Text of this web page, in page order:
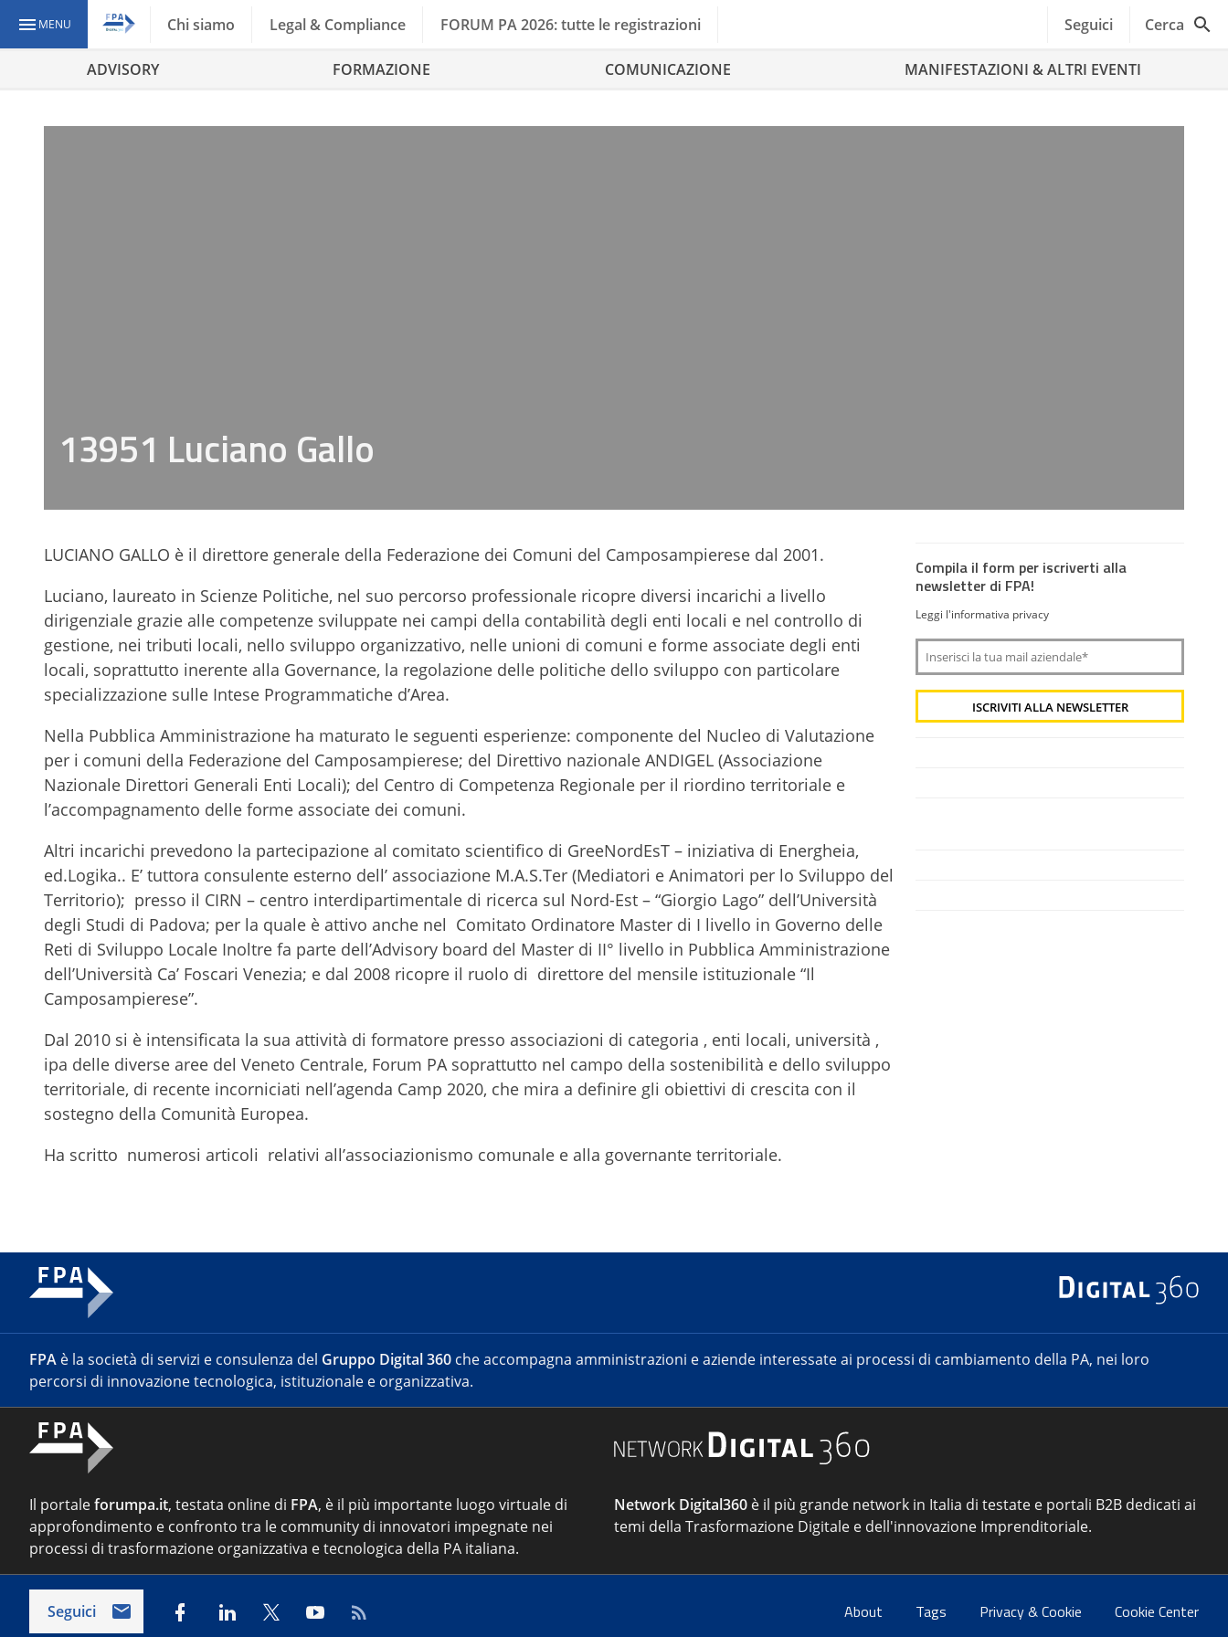
MENU Chi siamo Legal & Compliance FORUM PA 2026: tutte le registrazioni Seguici Cerca
ADVISORY FORMAZIONE COMUNICAZIONE MANIFESTAZIONI & ALTRI EVENTI
13951 Luciano Gallo
LUCIANO GALLO è il direttore generale della Federazione dei Comuni del Camposampierese dal 2001.
Luciano, laureato in Scienze Politiche, nel suo percorso professionale ricopre diversi incarichi a livello
dirigenziale grazie alle competenze sviluppate nei campi della contabilità degli enti locali e nel controllo di
gestione, nei tributi locali, nello sviluppo organizzativo, nelle unioni di comuni e forme associate degli enti
locali, soprattutto inerente alla Governance, la regolazione delle politiche dello sviluppo con particolare
specializzazione sulle Intese Programmatiche d’Area.
Nella Pubblica Amministrazione ha maturato le seguenti esperienze: componente del Nucleo di Valutazione
per i comuni della Federazione del Camposampierese; del Direttivo nazionale ANDIGEL (Associazione
Nazionale Direttori Generali Enti Locali); del Centro di Competenza Regionale per il riordino territoriale e
l’accompagnamento delle forme associate dei comuni.
Altri incarichi prevedono la partecipazione al comitato scientifico di GreeNordEsT – iniziativa di Energheia,
ed.Logika.. E’ tuttora consulente esterno dell’ associazione M.A.S.Ter (Mediatori e Animatori per lo Sviluppo del
Territorio); presso il CIRN – centro interdipartimentale di ricerca sul Nord-Est – “Giorgio Lago” dell’Università
degli Studi di Padova; per la quale è attivo anche nel Comitato Ordinatore Master di I livello in Governo delle
Reti di Sviluppo Locale Inoltre fa parte dell’Advisory board del Master di II° livello in Pubblica Amministrazione
dell’Università Ca’ Foscari Venezia; e dal 2008 ricopre il ruolo di direttore del mensile istituzionale “Il
Camposampierese”.
Dal 2010 si è intensificata la sua attività di formatore presso associazioni di categoria , enti locali, università ,
ipa delle diverse aree del Veneto Centrale, Forum PA soprattutto nel campo della sostenibilità e dello sviluppo
territoriale, di recente incorniciati nell’agenda Camp 2020, che mira a definire gli obiettivi di crescita con il
sostegno della Comunità Europea.
Ha scritto numerosi articoli relativi all’associazionismo comunale e alla governante territoriale.
Compila il form per iscriverti alla
newsletter di FPA!
Leggi l'informativa privacy
FPA è la società di servizi e consulenza del Gruppo Digital 360 che accompagna amministrazioni e aziende interessate ai processi di cambiamento della PA, nei loro
percorsi di innovazione tecnologica, istituzionale e organizzativa.
Il portaleforumpa.it, testata online di FPA, è il più importante luogo virtuale di
approfondimento e confronto tra le community di innovatori impegnate nei
processi di trasformazione organizzativa e tecnologica della PA italiana.
Network Digital360 è il più grande network in Italia di testate e portali B2B dedicati ai
temi della Trasformazione Digitale e dell'innovazione Imprenditoriale.
Seguici About Tags Privacy & Cookie Cookie Center